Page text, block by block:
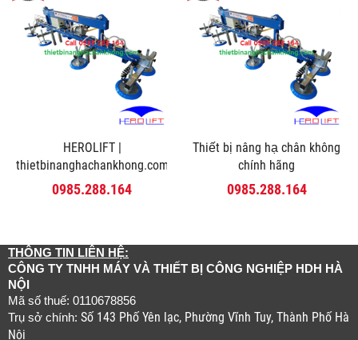
HEROLIFT |
thietbinanghachankhong.com
0985.288.164
Thiết bị nâng hạ chân không
chính hãng
0985.288.164
THÔNG TIN LIÊN HỆ:
CÔNG TY TNHH MÁY VÀ THIẾT BỊ CÔNG NGHIỆP HDH HÀ
NỘI
Mã số thuế: 0110678856
Trụ sở chính: Số 143 Phố Yên lạc, Phường Vĩnh Tuy, Thành Phố Hà
Nội